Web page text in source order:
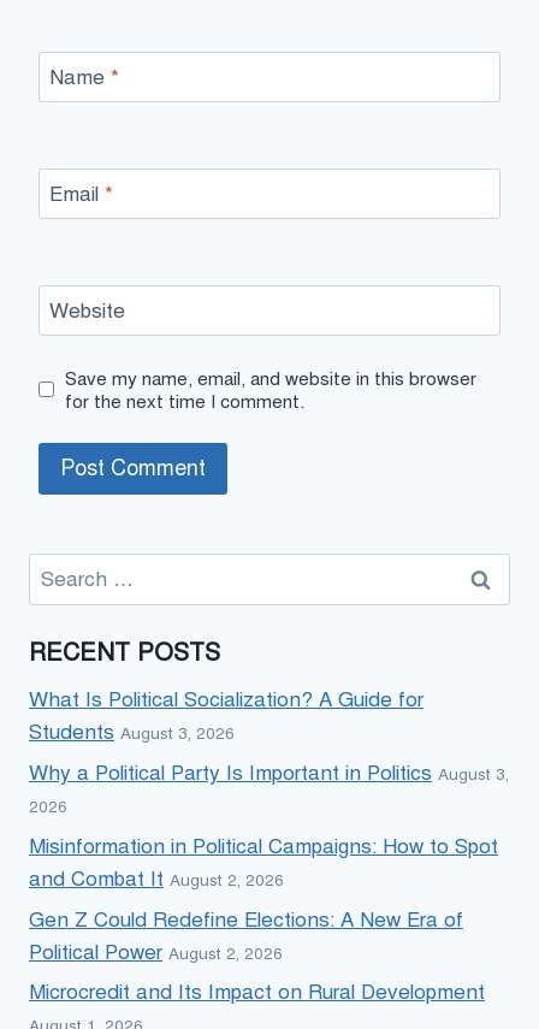
Name *
Email *
Website
Save my name, email, and website in this browser
for the next time I comment.
Search
for:
RECENT POSTS
What Is Political Socialization? A Guide for
Students August 3, 2026
Why a Political Party Is Important in Politics August 3,
2026
Misinformation in Political Campaigns: How to Spot
and Combat It August 2, 2026
Gen Z Could Redefine Elections: A New Era of
Political Power August 2, 2026
Microcredit and Its Impact on Rural Development